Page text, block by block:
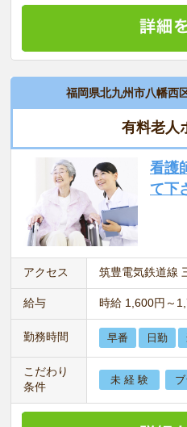
福岡県北九州市八幡西
有料老人
看護
て下
アクセス 筑豊電気鉄道線
給与 時給 1,600円～
勤務時間 早番 日勤
こだわり
条件
未 経 験